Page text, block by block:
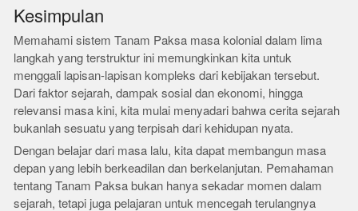
Kesimpulan
Memahami sistem Tanam Paksa masa kolonial dalam lima
langkah yang terstruktur ini memungkinkan kita untuk
menggali lapisan-lapisan kompleks dari kebijakan tersebut.
Dari faktor sejarah, dampak sosial dan ekonomi, hingga
relevansi masa kini, kita mulai menyadari bahwa cerita sejarah
bukanlah sesuatu yang terpisah dari kehidupan nyata.
Dengan belajar dari masa lalu, kita dapat membangun masa
depan yang lebih berkeadilan dan berkelanjutan. Pemahaman
tentang Tanam Paksa bukan hanya sekadar momen dalam
sejarah, tetapi juga pelajaran untuk mencegah terulangnya